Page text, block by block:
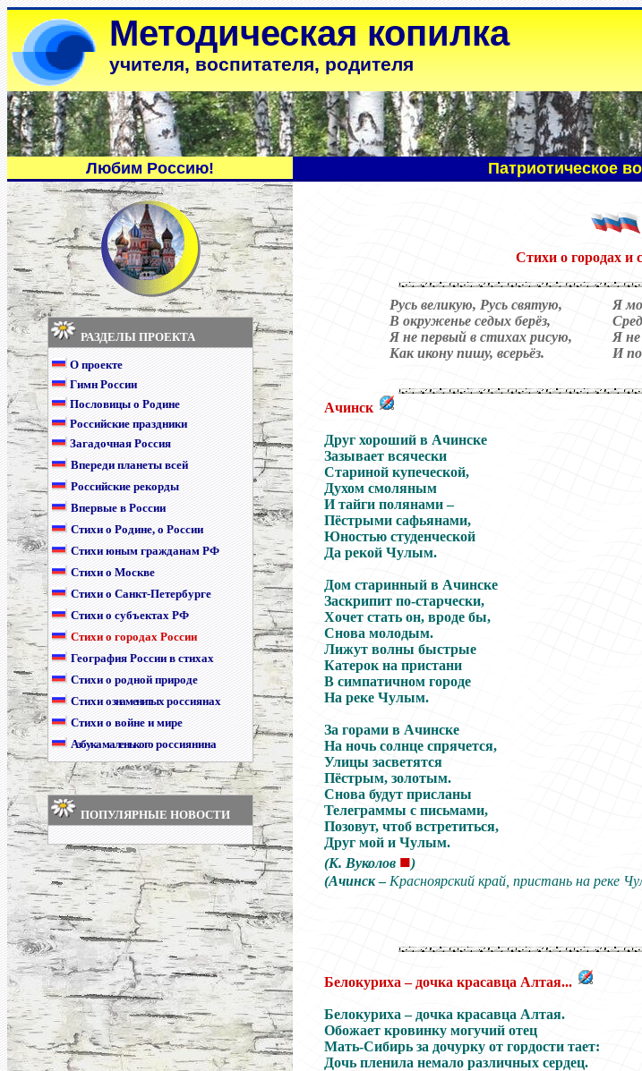
Методическая копилка
учителя, воспитателя, родителя
Любим Россию! Патриотическое
РАЗДЕЛЫ ПРОЕКТА
О проекте
Гимн России
Пословицы о Родине
Российские праздники
Загадочная Россия
Впереди планеты всей
Российские рекорды
Впервые в России
Стихи о Родине, о России
Стихи юным гражданам РФ
Стихи о Москве
Стихи о Санкт-Петербурге
Стихи о субъектах РФ
Стихи о городах России
География России в стихах
Стихи о родной природе
Стихио знаменитыхроссиянах
Стихи о войне и мире
Азбука маленькогороссиянина
ПОПУЛЯРНЫЕ НОВОСТИ
Стихио городах и
Русь великую, Русь святую,
В окруженье седых берёз,
Я не первый в стихах рисую,
Как икону пишу, всерьёз.
Я
Я
И
Ачинск
Друг хороший в Ачинске
Зазывает всячески
Стариной купеческой,
Духом смоляным
И тайги полянами–
Пёстрыми сафьянами,
Юностью студенческой
Да рекой Чулым.
Дом старинный в Ачинске
Заскрипит по-старчески,
Хочет стать он, вроде бы,
Снова молодым.
Лижут волны быстрые
Катерок на пристани
В симпатичном городе
На реке Чулым.
За горами в Ачинске
На ночь солнце спрячется,
Улицы засветятся
Пёстрым, золотым.
Снова будут присланы
Телеграммы с письмами,
Позовут, чтоб встретиться,
Друг мой и Чулым.
(К. Вуколов ■)
(Ачинск– Красноярский край, пристань на реке
Белокуриха – дочка красавца Алтая...
Белокуриха – дочка красавца Алтая.
Обожает кровинку могучий отец
Мать-Сибирь за дочурку от гордости тает:
Дочь пленила немало различных сердец.